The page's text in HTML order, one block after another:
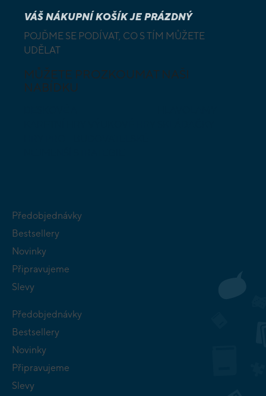
VÁŠ NÁKUPNÍ KOŠÍK JE PRÁZDNÝ
POJĎME SE PODÍVAT, CO S TÍM MŮŽETE
UDĚLAT
MŮŽETE PROZKOUMAT NAŠI
NABÍDKU
Předobjednávky
Bestsellery
Novinky
Připravujeme
Slevy
Předobjednávky
Bestsellery
Novinky
Připravujeme
Slevy